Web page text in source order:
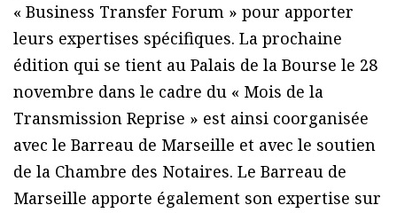
« Business Transfer Forum » pour apporter
leurs expertises spécifiques. La prochaine
édition qui se tient au Palais de la Bourse le 28
novembre dans le cadre du « Mois de la
Transmission Reprise » est ainsi coorganisée
avec le Barreau de Marseille et avec le soutien
de la Chambre des Notaires. Le Barreau de
Marseille apporte également son expertise sur